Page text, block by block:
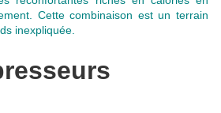
Cette combinaison est un terrain
inexpliquée